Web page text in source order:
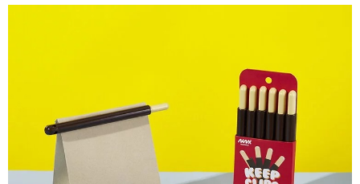
2.透過簡訊連結打開帳單後，可選擇「超商條碼／台灣大直營門市／銀行轉
【注意事項】
1.本服務係由「台灣大哥大股份有限公司」（以下簡稱本公司）所提供，讓
用戶於交易時，得透過本服務購買商品或服務，並由商店將買賣／分期付款
買賣價金債權讓與本公司後，依約使用本公司帳單繳交帳款。
１．於結帳方式選擇「AFTEE先享後付」後，將跳轉至「AFTEE先享後付」
結帳頁面，進行簡訊認證並確認金額後，即可完成結帳。
２．訂單成立數日內，您將收到繳費通知簡訊。
３．收到繳費通知簡訊後14天內，點擊此簡訊中的連結，可透過四大超商／
ATM／網路銀行／等多元方式進行付款，方視為交易完成。
※ 請注意：結帳手續完成當下不需立刻繳費，但若您需要取消訂單，請聯絡
購買商品的店家。未經商家同意取消之訂單仍視為有效，需透過AFTEE先享
後付繳納相關費用。
京站台北店客服中心(1F星巴克旁) 即日起不提供京站紙袋，取件時
請自備購物袋，若需購買紙袋可現場詢問
免運費